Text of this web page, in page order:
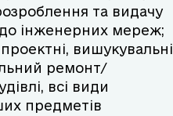
та видачу
до інженерних мереж;
вишукувальні
ремонт/
всі види
предметів